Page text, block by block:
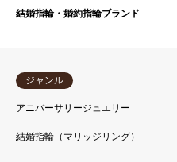
結婚指輪・婚約指輪ブランド
ジャンル
アニバーサリージュエリー
結婚指輪（マリッジリング）